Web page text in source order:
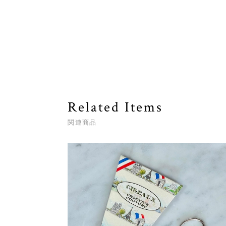
Related Items
関連商品